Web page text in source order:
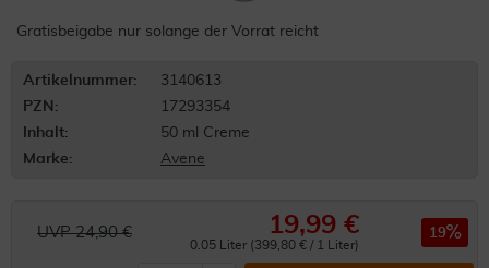
Gratisbeigabe nur solange der Vorrat reicht
Artikelnummer:
3140613
PZN:
17293354
Inhalt:
50 ml Creme
Marke:
Avene
UVP 24,90 € 19,99 €
0.05 Liter (399,80 € / 1 Liter)
19